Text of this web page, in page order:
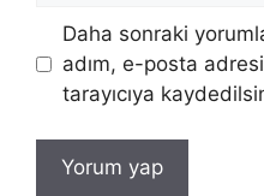
Daha sonraki
adım, e-posta
tarayıcıya